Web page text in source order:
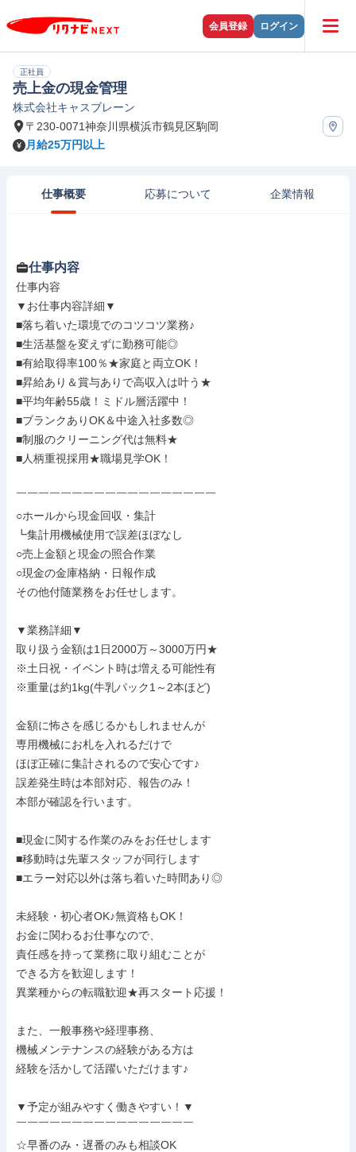
会員登録 ログイン
正社員
売上金の現金管理
株式会社キャスブレーン
〒230-0071神奈川県横浜市鶴見区駒岡
月給25万円以上
仕事概要 応募について 企業情報
仕事内容
仕事内容
▼お仕事内容詳細▼
■落ち着いた環境でのコツコツ業務♪
■生活基盤を変えずに勤務可能◎
■有給取得率100％★家庭と両立OK！
■昇給あり＆賞与ありで高収入は叶う★
■平均年齢55歳！ミドル層活躍中！
■ブランクありOK＆中途入社多数◎
■制服のクリーニング代は無料★
■人柄重視採用★職場見学OK！
￣￣￣￣￣￣￣￣￣￣￣￣￣￣￣￣￣￣
○ホールから現金回収・集計
┗集計用機械使用で誤差ほぼなし
○売上金額と現金の照合作業
○現金の金庫格納・日報作成
その他付随業務をお任せします。
▼業務詳細▼
取り扱う金額は1日2000万～3000万円★
※土日祝・イベント時は増える可能性有
※重量は約1kg(牛乳パック1～2本ほど)
金額に怖さを感じるかもしれませんが
専用機械にお札を入れるだけで
ほぼ正確に集計されるので安心です♪
誤差発生時は本部対応、報告のみ！
本部が確認を行います。
■現金に関する作業のみをお任せします
■移動時は先輩スタッフが同行します
■エラー対応以外は落ち着いた時間あり◎
未経験・初心者OK♪無資格もOK！
お金に関わるお仕事なので、
責任感を持って業務に取り組むことが
できる方を歓迎します！
異業種からの転職歓迎★再スタート応援！
また、一般事務や経理事務、
機械メンテナンスの経験がある方は
経験を活かして活躍いただけます♪
▼予定が組みやすく働きやすい！▼
￣￣￣￣￣￣￣￣￣￣￣￣￣￣￣￣
☆早番のみ・遅番のみも相談OK